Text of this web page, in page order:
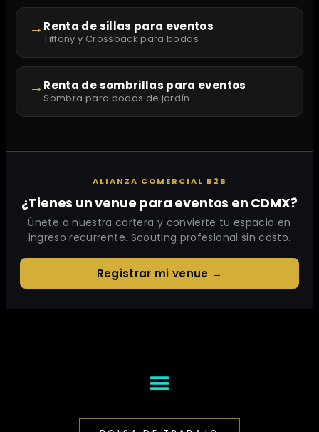
→ Renta de sillas para eventos
Tiffany y Crossback para bodas
→ Renta de sombrillas para eventos
Sombra para bodas de jardín
ALIANZA COMERCIAL B2B
¿Tienes un venue para eventos en CDMX?
Únete a nuestra cartera y convierte tu espacio en
ingreso recurrente. Scouting profesional sin costo.
Registrar mi venue →